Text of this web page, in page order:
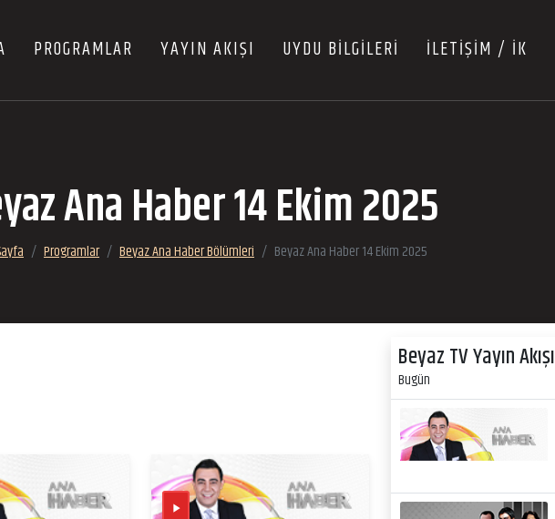
PROGRAMLAR YAYIN AKIŞI UYDU BİLGİLERİ İLETİŞİM / İK
Ana Haber 14 Ekim 2025
Programlar Beyaz Ana Haber Bölümleri Beyaz Ana Haber 14 Ekim 2025
Beyaz TV Yayın Akışı
Bugün